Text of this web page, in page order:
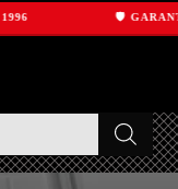
🛡️ GARANTÍA